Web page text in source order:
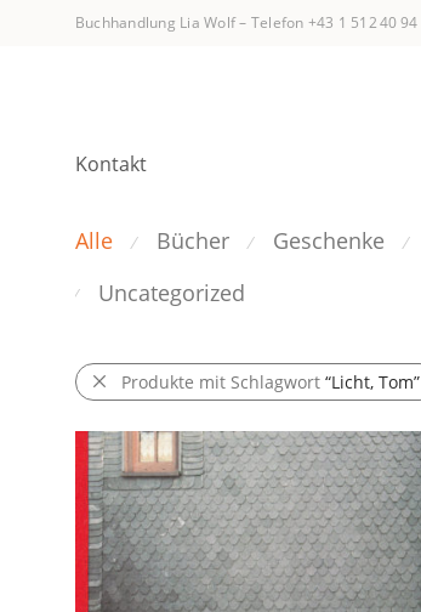
Buchhandlung Lia Wolf– Telefon +43 1 512 40 94
Kontakt
Alle ⁄ Bücher ⁄ Geschenke ⁄
⁄ Uncategorized
Produkte mit Schlagwort “Licht, Tom”